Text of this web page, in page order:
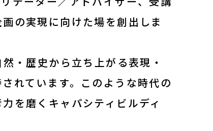
の実現に向けた場を創出しま
・歴史から立ち上がる表現・
れています。このような時代の
を磨くキャパシティビルディ